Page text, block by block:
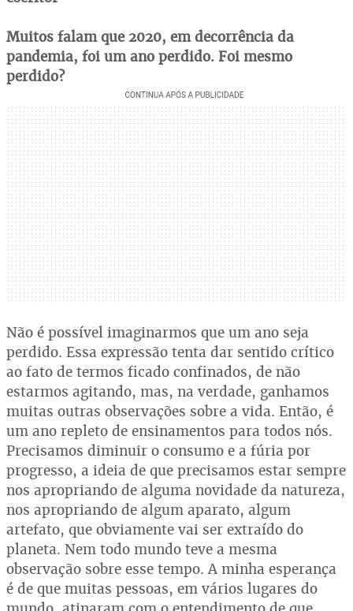
Muitos falam que 2020, em decorrência da
pandemia, foi um ano perdido. Foi mesmo
perdido?
Não é possível imaginarmos que um ano seja
perdido. Essa expressão tenta dar sentido crítico
ao fato de termos ficado confinados, de não
estarmos agitando, mas, na verdade, ganhamos
muitas outras observações sobre a vida. Então, é
um ano repleto de ensinamentos para todos nós.
Precisamos diminuir o consumo e a fúria por
progresso, a ideia de que precisamos estar sempre
nos apropriando de alguma novidade da natureza,
nos apropriando de algum aparato, algum
artefato, que obviamente vai ser extraído do
planeta. Nem todo mundo teve a mesma
observação sobre esse tempo. A minha esperança
é de que muitas pessoas, em vários lugares do